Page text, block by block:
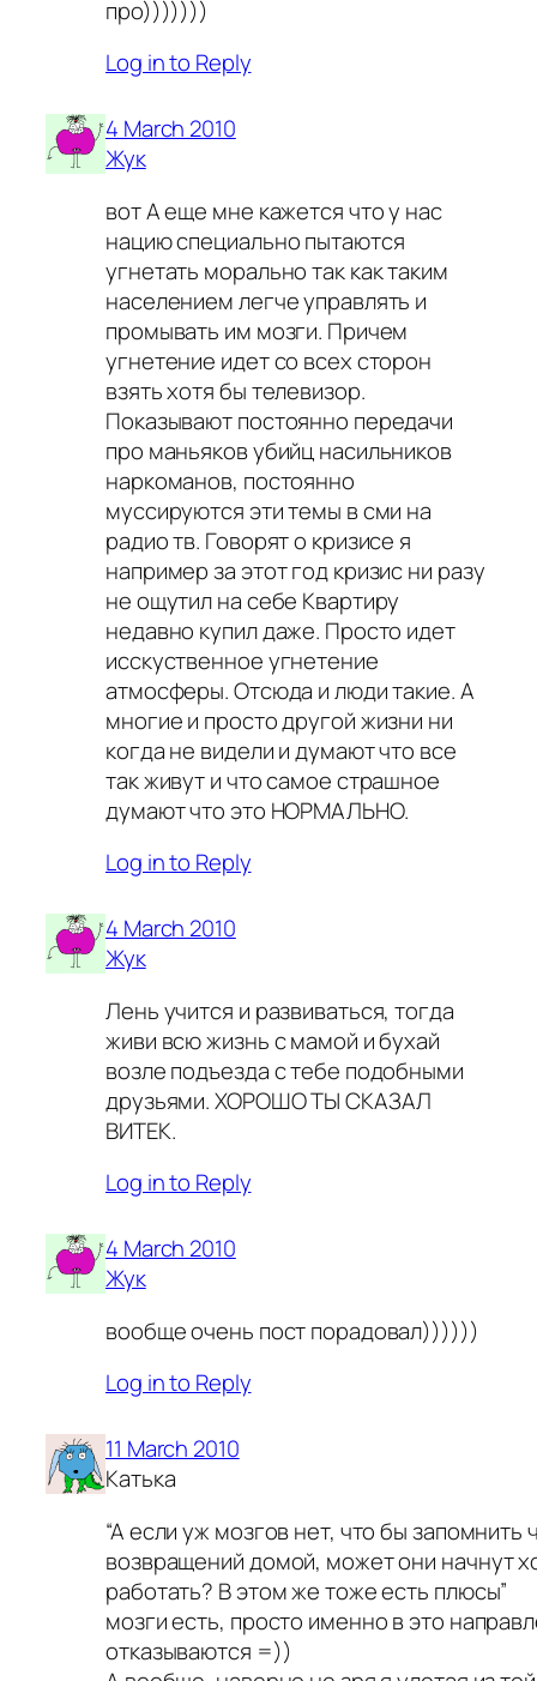
про)))))))
Log in to Reply
4 March 2010
Жук
вот А еще мне кажется что у нас
нацию специально пытаются
угнетать морально так как таким
населением легче управлять и
промывать им мозги. Причем
угнетение идет со всех сторон
взять хотя бы телевизор.
Показывают постоянно передачи
про маньяков убийц насильников
наркоманов, постоянно
муссируются эти темы в сми на
радио тв. Говорят о кризисе я
например за этот год кризис ни разу
не ощутил на себе Квартиру
недавно купил даже. Просто идет
исскуственное угнетение
атмосферы. Отсюда и люди такие. А
многие и просто другой жизни ни
когда не видели и думают что все
так живут и что самое страшное
думают что это НОРМАЛЬНО.
Log in to Reply
4 March 2010
Жук
Лень учится и развиваться, тогда
живи всю жизнь с мамой и бухай
возле подъезда с тебе подобными
друзьями. ХОРОШО ТЫ СКАЗАЛ
ВИТЕК.
Log in to Reply
4 March 2010
Жук
вообще очень пост порадовал))))))
Log in to Reply
11 March 2010
Катька
“А если уж мозгов нет, что бы запомнить
возвращений домой, может они начнут
работать? В этом же тоже есть плюсы”
мозги есть, просто именно в это
отказываются =))